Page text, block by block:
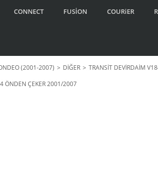
CONNECT FUSİON COURiER
(2001-2007) DİĞER TRANSİT DEVİRDAİM